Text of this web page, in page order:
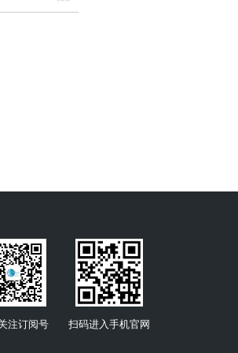
注订阅号 扫码进入手机官网